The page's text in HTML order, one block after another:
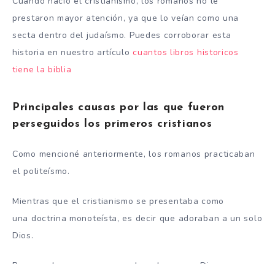
prestaron mayor atención, ya que lo veían como una
secta dentro del judaísmo. Puedes corroborar esta
historia en nuestro artículo cuantos libros historicos
tiene la biblia
Principales causas por las que fueron
perseguidos los primeros cristianos
Como mencioné anteriormente, los romanos practicaban
el politeísmo.
Mientras que el cristianismo se presentaba como
una doctrina monoteísta, es decir que adoraban a un solo
Dios.